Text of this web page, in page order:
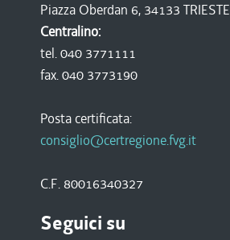
Piazza Oberdan 6, 34133 TRIESTE
Centralino:
tel. 040 3771111
fax. 040 3773190
Posta certificata:
consiglio@certregione.fvg.it
C.F. 80016340327
Seguici su